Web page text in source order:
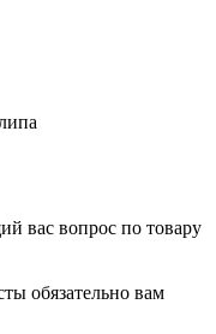
вас вопрос по товару
обязательно вам